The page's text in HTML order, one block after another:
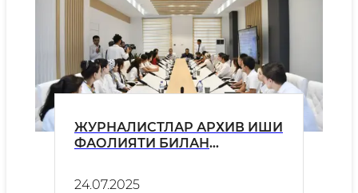
ЖУРНАЛИСТЛАР АРХИВ ИШИ
ФАОЛИЯТИ БИЛАН
24.07.2025